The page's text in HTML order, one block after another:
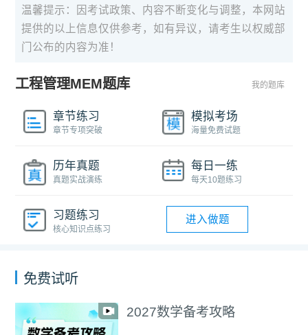
温馨提示：因考试政策、内容不断变化与调整，本网站
提供的以上信息仅供参考，如有异议，请考生以权威部
门公布的内容为准！
工程管理MEM题库 我的题库
章节练习
章节专项突破
模拟考场
海量免费试题
历年真题
真题实战演练
每日一练
每天10题练习
习题练习
核心知识点练习
进入做题
免费试听
2027数学备考攻略